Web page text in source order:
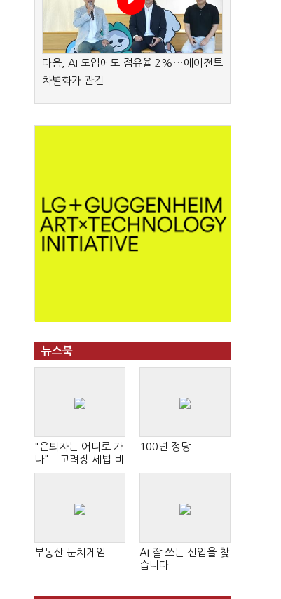
다음, AI 도입에도 점유율 2%…에이전트
차별화가 관건
뉴스북
"은퇴자는 어디로 가
나"…고려장 세법 비
판 확산
100년 정당
부동산 눈치게임
AI 잘 쓰는 신입을 찾
습니다